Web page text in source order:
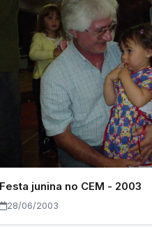
Festa junina no CEM - 2003
28/06/2003